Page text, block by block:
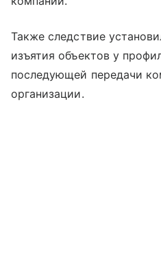
Также следствие
изъятия объектов у
последующей передачи
организации.